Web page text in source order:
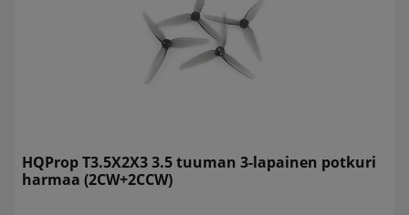
HQProp T3.5X2X3 3.5 tuuman 3-lapainen potkuri
harmaa (2CW+2CCW)